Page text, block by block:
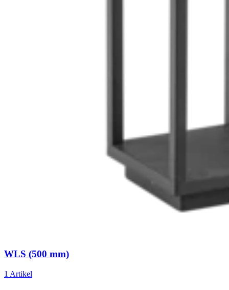
WLS (500 mm)
1 Artikel